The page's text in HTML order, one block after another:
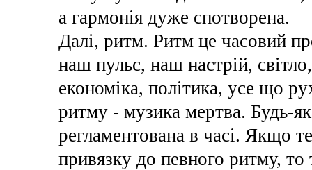
а гармонія дуже спотворена.
Далі, ритм. Ритм це часовий
наш пульс, наш настрій,
економіка, політика, усе що
ритму - музика мертва. Будь-
регламентована в часі. Якщо
привязку до певного ритму,